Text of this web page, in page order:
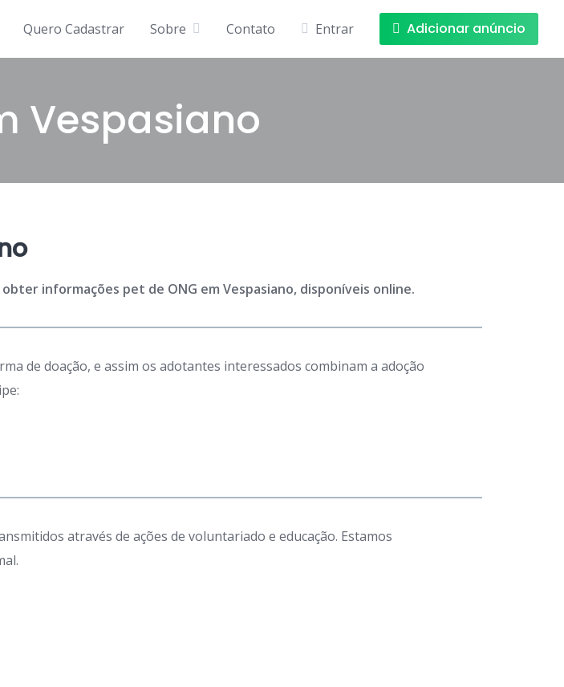
Quero Cadastrar Sobre Contato Entrar Adicionar anúncio
Vespasiano
informações pet de ONG em Vespasiano, disponíveis online.
de doação, e assim os adotantes interessados combinam a adoção
através de ações de voluntariado e educação. Estamos